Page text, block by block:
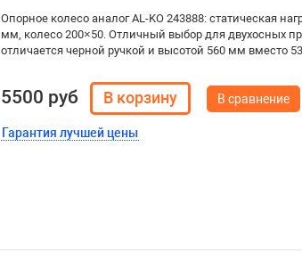
Опорное колесо аналог AL-KO 243888: статическая
мм, колесо 200×50. Отличный выбор для двухосных
отличается черной ручкой и высотой 560 мм вместо
5500 руб
Гарантия лучшей цены
В сравнение